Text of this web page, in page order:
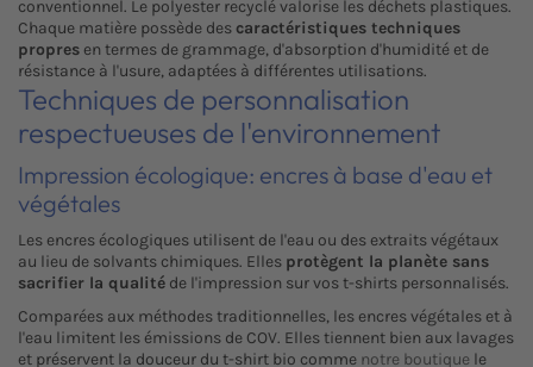
conventionnel. Le polyester recyclé valorise les déchets plastiques.
Chaque matière possède descaractéristiques techniques
propres en termes de grammage, d'absorption d'humidité et de
résistance à l'usure, adaptées à différentes utilisations.
Techniques de personnalisation
respectueuses de l'environnement
Impression écologique: encres à base d'eau et
végétales
Les encres écologiques utilisent de l'eau ou des extraits végétaux
au lieu de solvants chimiques. Elles protègent la planète sans
sacrifier la qualité de l'impression sur vos t-shirts personnalisés.
Comparées aux méthodes traditionnelles, les encres végétales et à
l'eau limitent les émissions de COV. Elles tiennent bien aux lavages
et préservent la douceur du t-shirt bio comme notre boutique le